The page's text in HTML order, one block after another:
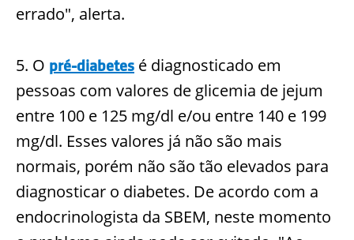
errado", alerta.
5. O pré-diabetes é diagnosticado em
pessoas com valores de glicemia de jejum
entre 100 e 125 mg/dl e/ou entre 140 e 199
mg/dl. Esses valores já não são mais
normais, porém não são tão elevados para
diagnosticar o diabetes. De acordo com a
endocrinologista da SBEM, neste momento